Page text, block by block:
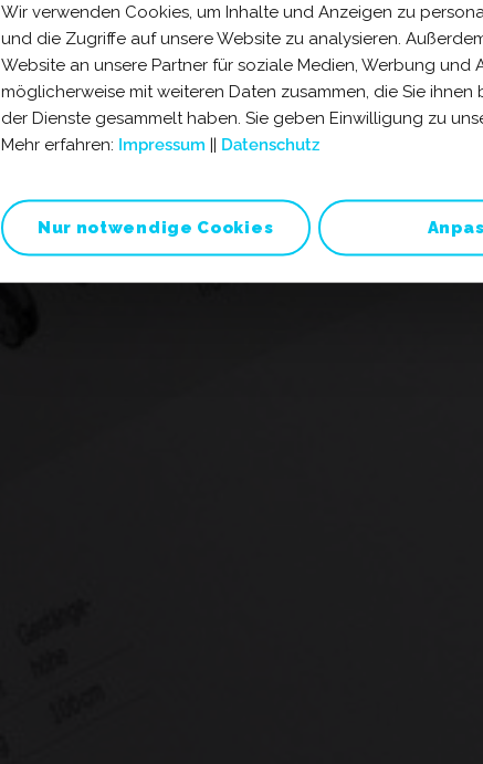
Wir verwenden Cookies, um Inhalte und Anzeigen zu
und die Zugriffe auf unsere Website zu analysieren.
Website an unsere Partner für soziale Medien, Werbung
möglicherweise mit weiteren Daten zusammen, die Sie
der Dienste gesammelt haben. Sie geben Einwilligung zu
Mehr erfahren: Impressum || Datenschutz
Nur notwendige Cookies